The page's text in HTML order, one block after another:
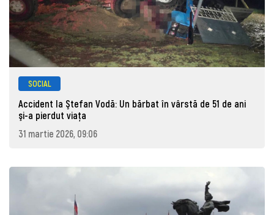
SOCIAL
Accident la Ştefan Vodă: Un bărbat în vârstă de 51 de ani
şi-a pierdut viaţa
31 martie 2026, 09:06